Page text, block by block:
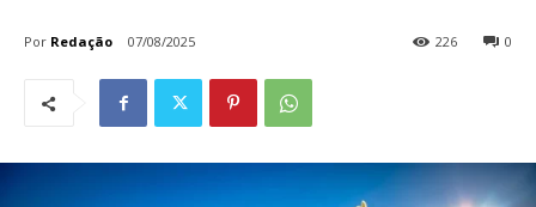
Por Redação 07/08/2025 0
226